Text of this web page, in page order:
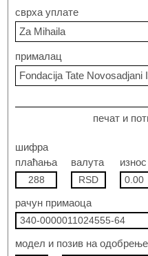
сврха уплате
Za Mihaila
прималац
Fondacija Tate
печат и
шифра
плаћања
288
валута
RSD
износ
0.00
рачун примаоца
340-0000011024555-64
модел и позив на одобрење